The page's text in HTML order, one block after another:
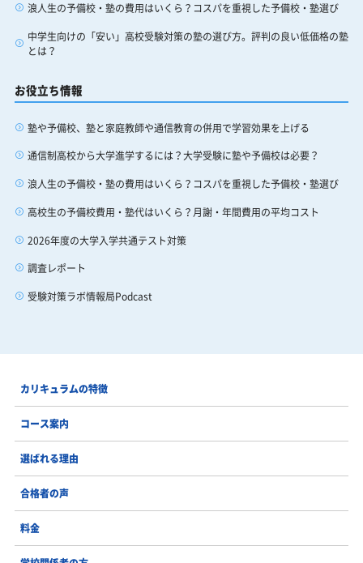
浪人生の予備校・塾の費用はいくら？コスパを重視した予備校・塾選び
中学生向けの「安い」高校受験対策の塾の選び方。評判の良い低価格の塾
とは？
お役立ち情報
塾や予備校、塾と家庭教師や通信教育の併用で学習効果を上げる
通信制高校から大学進学するには？大学受験に塾や予備校は必要？
浪人生の予備校・塾の費用はいくら？コスパを重視した予備校・塾選び
高校生の予備校費用・塾代はいくら？月謝・年間費用の平均コスト
2026年度の大学入学共通テスト対策
調査レポート
受験対策ラボ情報局Podcast
カリキュラムの特徴
コース案内
選ばれる理由
合格者の声
料金